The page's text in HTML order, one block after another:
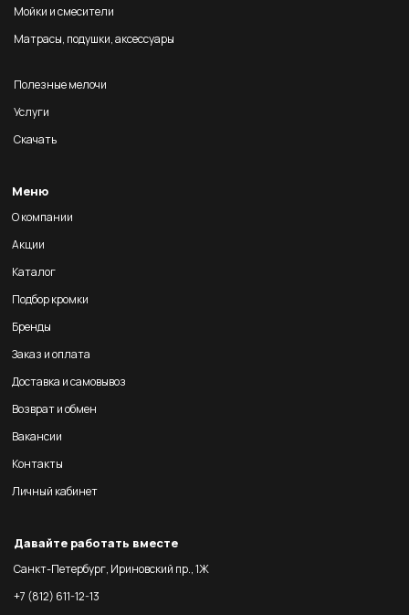
Мойки и смесители
Матрасы, подушки, аксессуары
Полезные мелочи
Услуги
Скачать
Меню
О компании
Акции
Каталог
Подбор кромки
Бренды
Заказ и оплата
Доставка и самовывоз
Возврат и обмен
Вакансии
Контакты
Личный кабинет
Давайте работать вместе
Санкт-Петербург, Ириновский пр., 1Ж
+7 (812) 611-12-13